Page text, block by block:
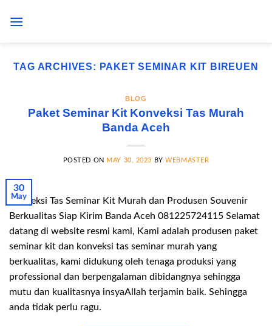
TAG ARCHIVES: PAKET SEMINAR KIT BIREUEN
BLOG
Paket Seminar Kit Konveksi Tas Murah
Banda Aceh
POSTED ON MAY 30, 2023 BYWEBMASTER
30
May
Konveksi Tas Seminar Kit Murah dan Produsen Souvenir
Berkualitas Siap Kirim Banda Aceh 081225724115 Selamat
datang di website resmi kami, Kami adalah produsen paket
seminar kit dan konveksi tas seminar murah yang
berkualitas, kami didukung oleh tenaga produksi yang
professional dan berpengalaman dibidangnya sehingga
mutu dan kualitasnya insyaAllah terjamin baik. Sehingga
anda tidak perlu ragu.